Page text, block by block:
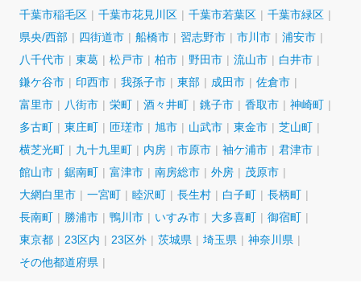
千葉市稲毛区
千葉市花見川区 千葉市若葉区
千葉市緑区
県央/西部
四街道市 船橋市 習志野市 市川市
浦安市
八千代市
東葛 松戸市 柏市 野田市 流山市
白井市
鎌ケ谷市
印西市 我孫子市 東部 成田市
佐倉市
富里市
八街市 栄町 酒々井町 銚子市 香取市
神崎町
多古町
東庄町 匝瑳市 旭市 山武市 東金市
芝山町
横芝光町
九十九里町 内房 市原市 袖ケ浦市
君津市
館山市
鋸南町 富津市 南房総市 外房
茂原市
大網白里市
一宮町 睦沢町 長生村 白子町
長柄町
長南町
勝浦市 鴨川市 いすみ市 大多喜町
御宿町
東京都
23区内 23区外 茨城県 埼玉県
神奈川県
その他都道府県